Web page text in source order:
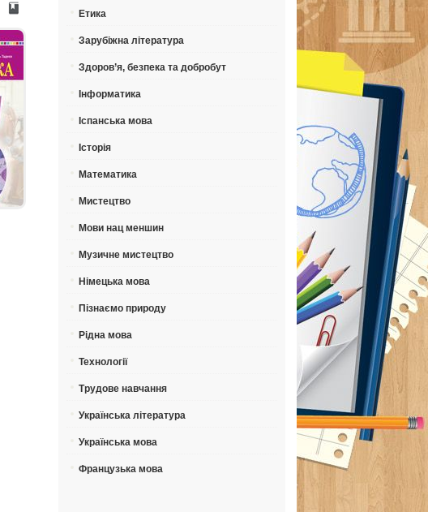
Етика
Зарубіжна література
Здоров’я, безпека та добробут
Інформатика
Іспанська мова
Історія
Математика
Мистецтво
Мови нац меншин
Музичне мистецтво
Німецька мова
Пізнаємо природу
Рідна мова
Технології
Трудове навчання
Українська література
Українська мова
Французька мова